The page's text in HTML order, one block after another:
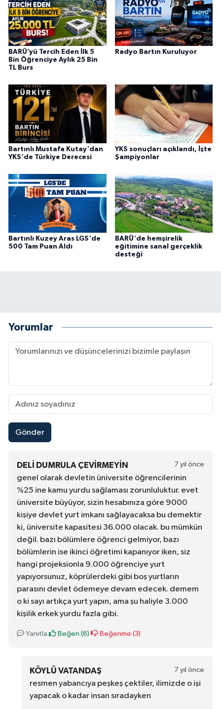
BARÜ’yü Tercih Eden İlk 5
Bin Öğrenciye Aylık 25 Bin
TL Burs
Radyo Bartın Kuruluyor
Bartınlı Mustafa Kutay'dan
YKS'de Türkiye Derecesi
YKS sonuçları açıklandı, İşte
Şampiyonlar
Bartınlı Kuzey Aras LGS'de
500 Tam Puan Aldı
BARÜ'de hemşirelik
eğitimine sanal gerçeklik
desteği
Yorumlar
Gönder
DELI DUMRULA ÇEVIRMEYIN 7 yıl önce
genel olarak devletin üniversite öğrencilerinin
%25 ine kamu yurdu sağlaması zorunluluktur. evet
üniversite büyüyor, sizin hesabınıza göre 9000
kişiye devlet yurt imkanı sağlayacaksa bu demektir
ki, üniversite kapasitesi 36.000 olacak. bu mümkün
değil. bazı bölümlere öğrenci gelmiyor, bazı
bölümlerin ise ikinci öğretimi kapanıyor iken, siz
hangi projeksionla 9.000 öğrenciye yurt
yapıyorsunuz, köprülerdeki gibi boş yurtların
parasını devlet ödemeye devam edecek. demem
o ki sayı artıkça yurt yapın, ama şu haliyle 3.000
kişilik erkek yurdu fazla gibi.
Yanıtla Beğen (6) Beğenme (3)
KÖYLÜ VATANDAŞ 7 yıl önce
resmen yabancıya peşkeş çektiler, ilimizde o işi
yapacak o kadar insan sıradayken